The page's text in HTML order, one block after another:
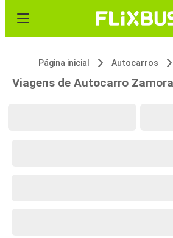
Página inicial Autocarros
Viagens de Autocarro